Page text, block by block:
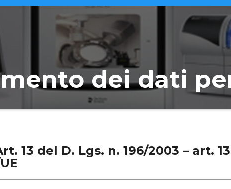
dei dati
13 del D. Lgs. n. 196/2003 – art.